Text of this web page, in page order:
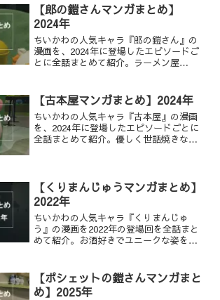
【郎の鎧さんマンガまとめ】
2024年
ちいかわの人気キャラ『郎の鎧さん』の
漫画を、2024年に登場したエピソードご
とに全話まとめて紹介。ラーメン屋
注目。全話無料で一気読みできます！
【古本屋マンガまとめ】2024年
ちいかわの人気キャラ『古本屋』の漫画
を、2024年に登場したエピソードごとに
全話まとめて紹介。優しく世話焼きな古
活躍する姿を無料で一気読みできます！
【くりまんじゅうマンガまとめ】
2022年
ちいかわの人気キャラ『くりまんじゅ
う』の漫画を2022年の登場回を全話まと
めて紹介。お酒好きでユニークな姿を全
【ポシェットの鎧さんマンガまと
め】2025年